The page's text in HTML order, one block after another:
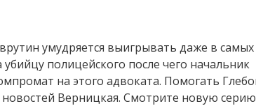
умудряется выигрывать даже в самых
полицейского после чего начальник
на этого адвоката. Помогать
Верницкая. Смотрите новую серию